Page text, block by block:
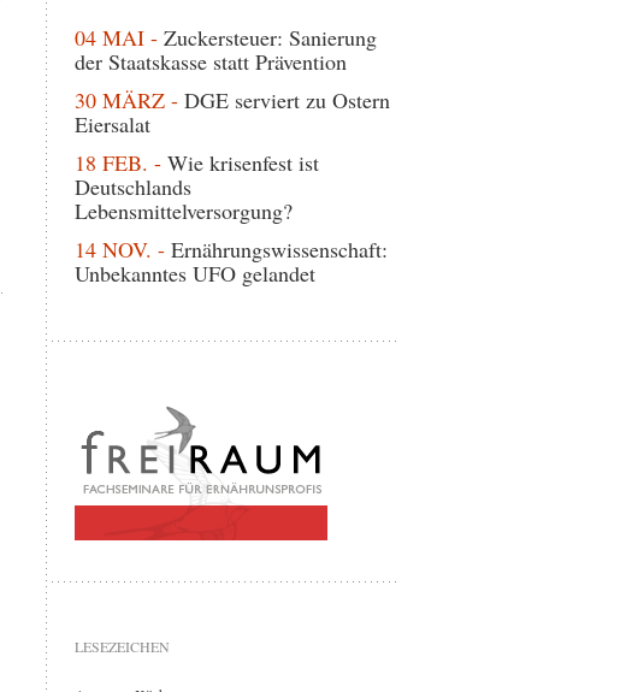
04 MAI - Zuckersteuer: Sanierung
der Staatskasse statt Prävention
30 MÄRZ - DGE serviert zu Ostern
Eiersalat
18 FEB. - Wie krisenfest ist
Deutschlands
Lebensmittelversorgung?
14 NOV. - Ernährungswissenschaft:
Unbekanntes UFO gelandet
LESEZEICHEN